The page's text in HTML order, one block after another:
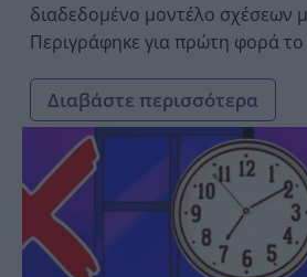
διαδεδομένο μοντέλο σχέσεων
Περιγράφηκε για πρώτη φορά
Διαβάστε περισσότερα